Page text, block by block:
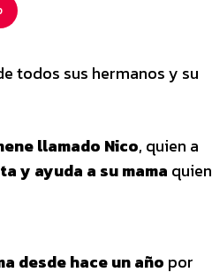
todos sus hermanos y su
llamado Nico, quien a
y ayuda a su mama quien
desde hace un año por